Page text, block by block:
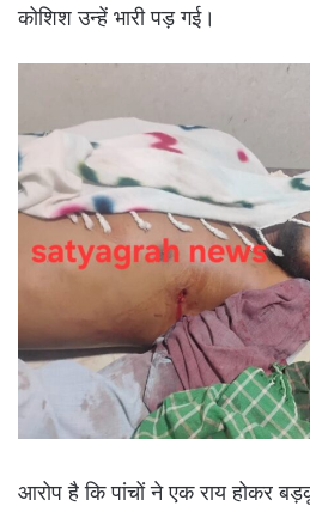
कोशिश उन्हें भारी पड़ गई।
आरोप है कि पांचों ने एक राय होकर